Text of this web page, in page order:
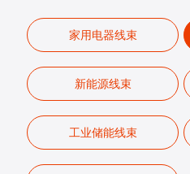
家用电器线束
新能源线束
工业储能线束